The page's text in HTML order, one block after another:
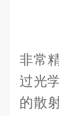
非常
过光
的散